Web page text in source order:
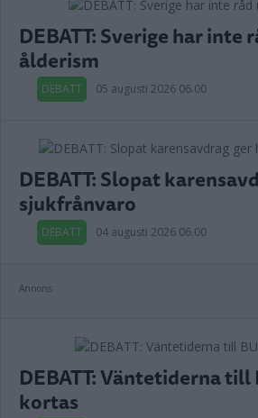
DEBATT: Sverige har inte
ålderism
DEBATT 05 augusti 2026 06.00
DEBATT: Slopat
sjukfrånvaro
DEBATT 04 augusti 2026 06.00
Annons:
DEBATT: Väntetiderna till
kortas